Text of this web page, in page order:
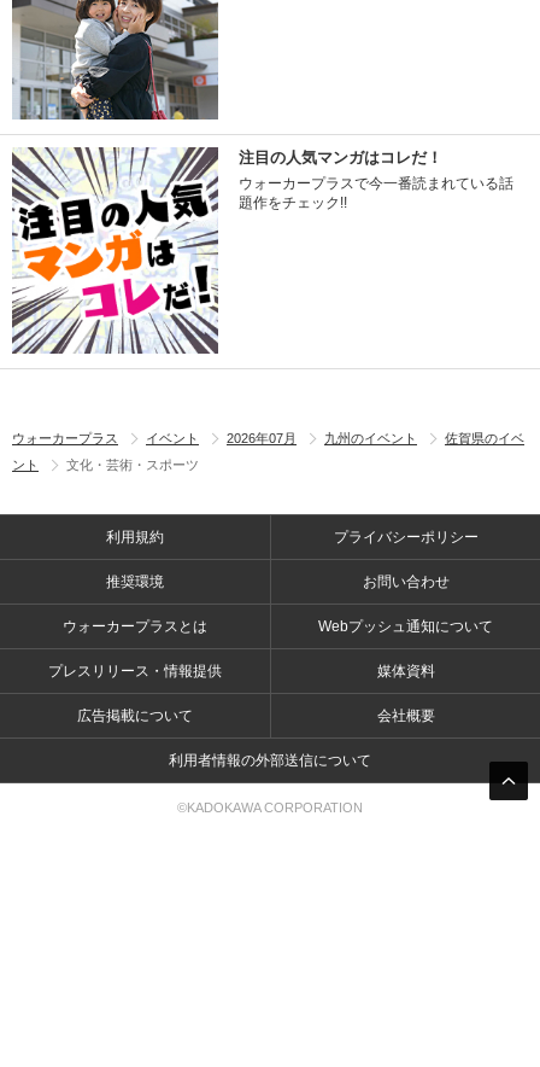
注目の人気マンガはコレだ！
ウォーカープラスで今一番読まれている話
題作をチェック!!
ウォーカープラス イベント 2026年07月 九州のイベント
佐賀県のイベ
ント
文化・芸術・スポーツ
利用規約 プライバシーポリシー
推奨環境 お問い合わせ
ウォーカープラスとは Webプッシュ通知について
プレスリリース・情報提供 媒体資料
広告掲載について 会社概要
利用者情報の外部送信について
©KADOKAWA CORPORATION